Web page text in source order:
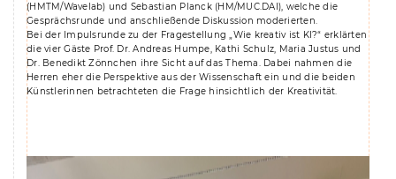
(HMTM/Wavelab) und Sebastian Planck (HM/MUC.DAI), welche die
Gesprächsrunde und anschließende Diskussion moderierten.
Bei der Impulsrunde zu der Fragestellung „Wie kreativ ist KI?“ erklärten
die vier Gäste Prof. Dr. Andreas Humpe, Kathi Schulz, Maria Justus und
Dr. Benedikt Zönnchen ihre Sicht auf das Thema. Dabei nahmen die
Herren eher die Perspektive aus der Wissenschaft ein und die beiden
Künstlerinnen betrachteten die Frage hinsichtlich der Kreativität.